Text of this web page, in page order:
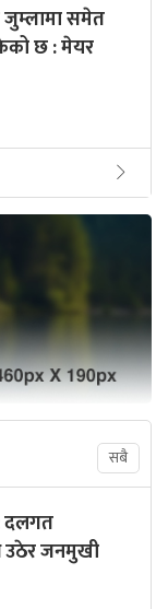
जुम्लामा समेत
छ : मेयर
सबै
दलगत
उठेर जनमुखी